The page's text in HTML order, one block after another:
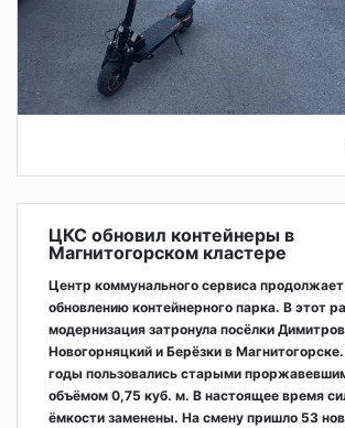
ЦКС обновил контейнеры в
Магнитогорском кластере
Центр коммунального сервиса
обновлению контейнерного парка. В этот
модернизация затронула посёлки
Новогорняцкий и Берёзки в
годы пользовались старыми
объёмом 0,75 куб. м. В настоящее время
ёмкости заменены. На смену пришло 53